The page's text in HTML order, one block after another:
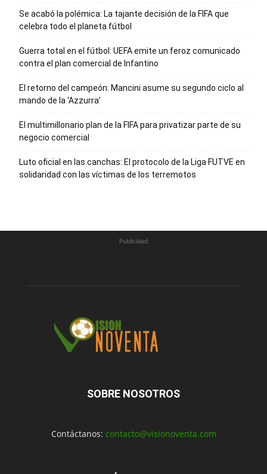
Se acabó la polémica: La tajante decisión de la FIFA que
celebra todo el planeta fútbol
Guerra total en el fútbol: UEFA emite un feroz comunicado
contra el plan comercial de Infantino
El retorno del campeón: Mancini asume su segundo ciclo al
mando de la ‘Azzurra’
El multimillonario plan de la FIFA para privatizar parte de su
negocio comercial
Luto oficial en las canchas: El protocolo de la Liga FUTVE en
solidaridad con las víctimas de los terremotos
Publicidad
SOBRE NOSOTROS
Contáctanos: contacto@visionoventa.com